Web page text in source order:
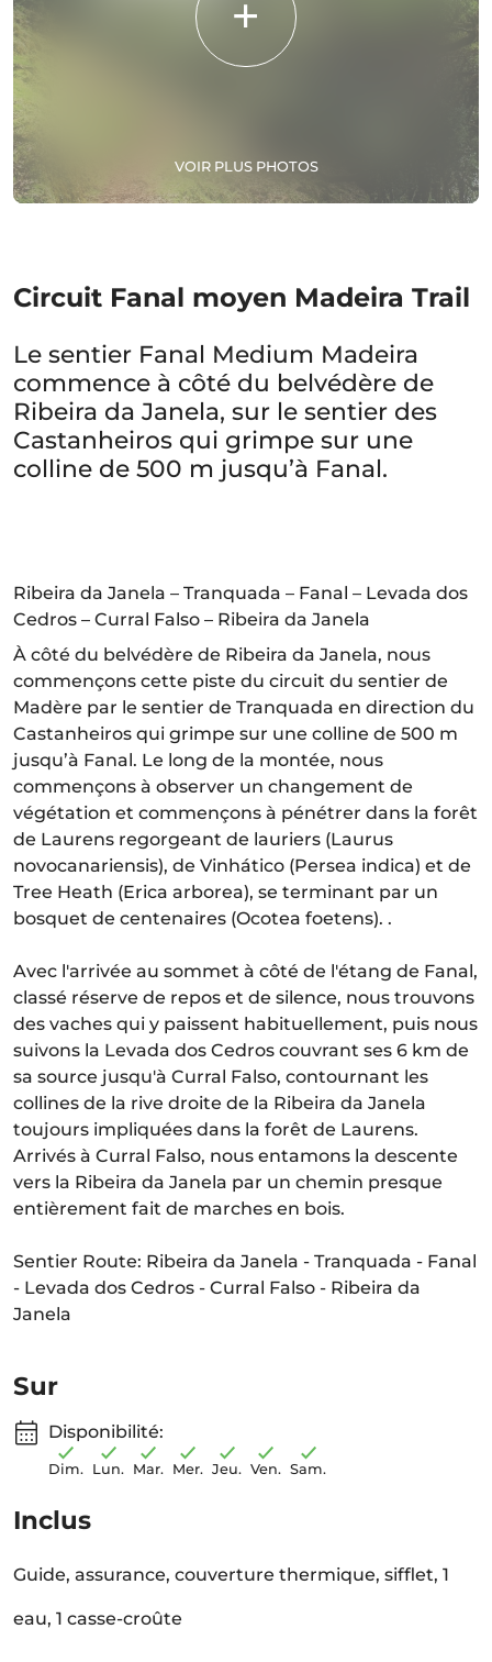
VOIR PLUS PHOTOS
Circuit Fanal moyen Madeira Trail
Le sentier Fanal Medium Madeira
commence à côté du belvédère de
Ribeira da Janela, sur le sentier des
Castanheiros qui grimpe sur une
colline de 500 m jusqu’à Fanal.
Ribeira da Janela – Tranquada – Fanal – Levada dos
Cedros – Curral Falso – Ribeira da Janela
À côté du belvédère de Ribeira da Janela, nous
commençons cette piste du circuit du sentier de
Madère par le sentier de Tranquada en direction du
Castanheiros qui grimpe sur une colline de 500 m
jusqu’à Fanal. Le long de la montée, nous
commençons à observer un changement de
végétation et commençons à pénétrer dans la forêt
de Laurens regorgeant de lauriers (Laurus
novocanariensis), de Vinhático (Persea indica) et de
Tree Heath (Erica arborea), se terminant par un
bosquet de centenaires (Ocotea foetens). .
Avec l'arrivée au sommet à côté de l'étang de Fanal,
classé réserve de repos et de silence, nous trouvons
des vaches qui y paissent habituellement, puis nous
suivons la Levada dos Cedros couvrant ses 6 km de
sa source jusqu'à Curral Falso, contournant les
collines de la rive droite de la Ribeira da Janela
toujours impliquées dans la forêt de Laurens.
Arrivés à Curral Falso, nous entamons la descente
vers la Ribeira da Janela par un chemin presque
entièrement fait de marches en bois.
Sentier Route: Ribeira da Janela - Tranquada - Fanal
- Levada dos Cedros - Curral Falso - Ribeira da
Janela
Sur
Disponibilité:
Dim. Lun. Mar. Mer. Jeu. Ven. Sam.
Inclus
Guide, assurance, couverture thermique, sifflet, 1
eau, 1 casse-croûte